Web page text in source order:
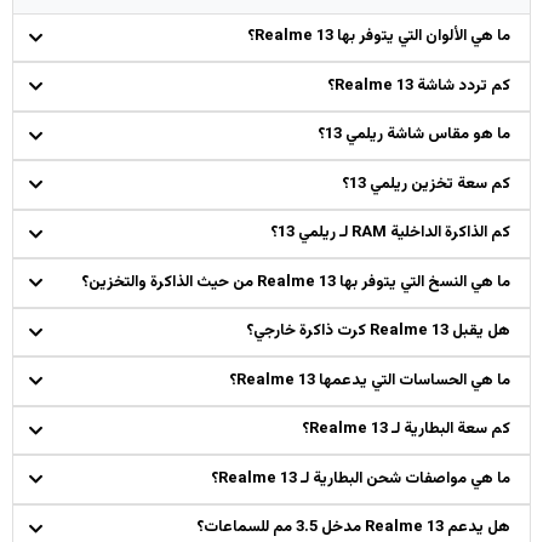
ما هي الألوان التي يتوفر بها Realme 13؟
كم تردد شاشة Realme 13؟
ما هو مقاس شاشة ريلمي 13؟
كم سعة تخزين ريلمي 13؟
كم الذاكرة الداخلية RAM لـ ريلمي 13؟
ما هي النسخ التي يتوفر بها Realme 13 من حيث الذاكرة والتخزين؟
هل يقبل Realme 13 كرت ذاكرة خارجي؟
ما هي الحساسات التي يدعمها Realme 13؟
كم سعة البطارية لـ Realme 13؟
ما هي مواصفات شحن البطارية لـ Realme 13؟
هل يدعم Realme 13 مدخل 3.5 مم للسماعات؟